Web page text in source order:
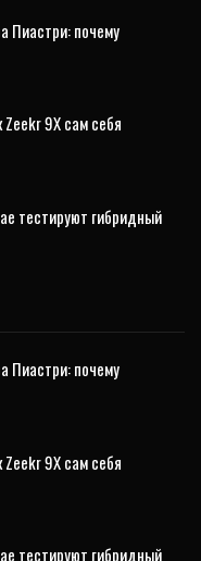
Пиастри: почему
Zeekr 9X сам себя
тестируют гибридный
Пиастри: почему
Zeekr 9X сам себя
тестируют гибридный